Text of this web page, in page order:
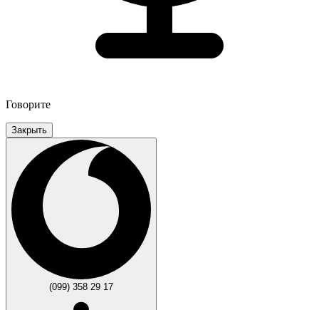
Говорите
Закрыть
(099) 358 29 17